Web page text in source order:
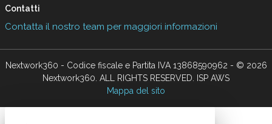
Contatti
Contatta il nostro team per maggiori informazioni
Nextwork360 - Codice fiscale e Partita IVA 13868590962 - © 2026
Nextwork360. ALL RIGHTS RESERVED. ISP AWS
Mappa del sito